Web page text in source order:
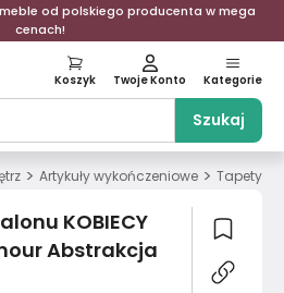
meble od polskiego producenta w mega
cenach!
Szukaj
Koszyk Twoje Konto Kategorie
> Artykuły wykończeniowe > Tapety
KOBIECY
Abstrakcja